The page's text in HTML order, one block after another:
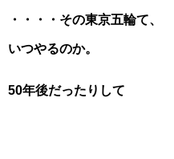
・・・・その東京五輪て、
いつやるのか。
50年後だったりして